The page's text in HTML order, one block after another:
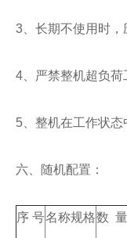
3、长期不使用时，
4、严禁整机超负荷
5、整机在工作状态
六、随机配置：
序 号名称规格数 量